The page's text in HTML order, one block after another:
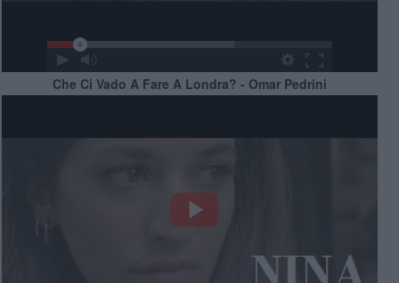
Che Ci Vado A Fare A Londra? - Omar Pedrini